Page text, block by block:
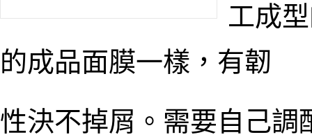
工成
的成品面膜一樣，有韌
性決不掉屑。需要自己調